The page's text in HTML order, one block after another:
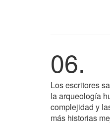
06.
Los escritores
la arqueología
complejidad y
más historias